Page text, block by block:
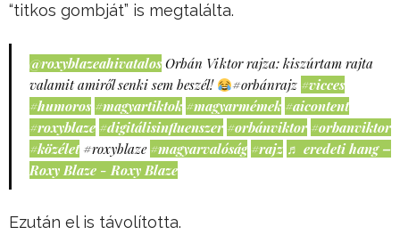
“titkos gombját” is megtalálta.
@roxyblazeahivatalos Orbán Viktor rajza: kiszúrtam rajta
valamit amiről senki sem beszél!
#orbánrajz #vicces
#humoros #magyartiktok #magyarmémek #aicontent
#roxyblaze #digitálisinfluenszer #orbánviktor #orbanviktor
#közélet #roxyblaze #magyarvalóság #rajz ♬ eredeti hang –
Roxy Blaze - Roxy Blaze
Ezután el is távolította.